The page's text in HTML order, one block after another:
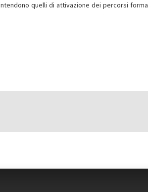
quelli di attivazione dei percorsi